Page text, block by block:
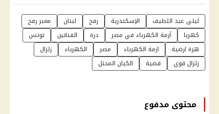
ليلى عبد اللطيف الإسكندرية رفح لبنان
معبر رفح
كهربا
أزمة الكهرباء في مصر درة الفنانين
تونس
هزة ارضية
ازمة الكهرباء مصر الكهرباء
زلزال
زلزال قوي
قضية الكيان المحتل
محتوى مدفوع